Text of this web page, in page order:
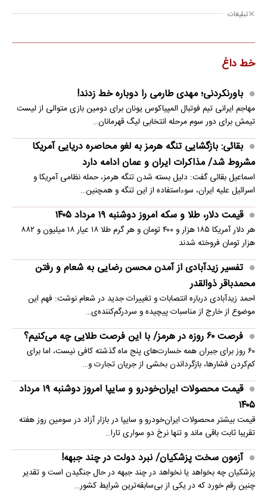
تبلیغات
خط داغ
باورنکردنی؛ مهدی طارمی را دوباره خط زدند!
مهاجم ایرانی تیم فوتبال المپیاکوس یونان برای دومین بازی متوالی از لیست
تیمش برای دور سوم مرحله انتخابی لیگ قهرمانان…
بقائی: بازگشایی تنگه هرمز به لغو محاصره دریایی آمریکا
مشروط شد/ مذاکرات ایران و عمان ادامه دارد
اسماعیل بقائی گفت: دلیل بسته شدن تنگه هرمز، حمله نظامی آمریکا و
اسرائیل علیه ایران، سوءاستفاده از این تنگه و همچنین…
قیمت دلار، طلا و سکه امروز دوشنبه ۱۹ مرداد ۱۴۰۵
هر دلار آمریکا ۱۸۵ هزار و ۴۰۰ تومان و هر گرم طلا ۱۸ عیار ۱۸ میلیون و ۸۸۲
هزار تومان فروخته شدند
تفسیر زیدآبادی از آمدن محسن رضایی به شعام و رفتن
محمدباقر ذوالقدر
احمد زیدآبادی درباره انتصابات و تغییرات جدید در شعام نوشت: فهم این
موضوع از خارج از مناسبات پیچیده و سردرگم‌کننده‌ی…
فرصت ۶۰ روزه در هرمز/ با این فرصت طلایی چه می‌کنیم؟
۶۰ روز برای جبران همه خسارت‌های پنج ماه گذشته کافی نیست، اما برای
کم‌کردن فشارها، بازگرداندن بخشی از جریان تجارت و…
قیمت محصولات ایران‌خودرو و سایپا امروز دوشنبه ۱۹ مرداد
۱۴۰۵
قیمت بیشتر محصولات ایران‌خودرو و سایپا در بازار آزاد در سومین روز هفته
تقریبا ثابت باقی ماند و تنها نرخ دو سواری تارا…
آزمون سخت پزشکیان/ نبرد دولت در چند جبهه!
پزشکیان چه بخواهد یا نخواهد در چند جبهه در حال جنگیدن است و تقدیر
چنین رقم خورد که در یکی از بی‌سابقه‌ترین شرایط کشور…